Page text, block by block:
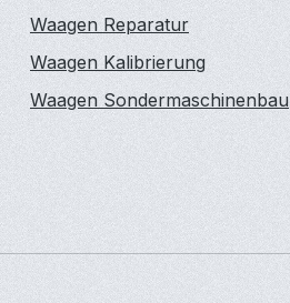
Waagen Reparatur
Waagen Kalibrierung
Waagen Sondermaschinenbau